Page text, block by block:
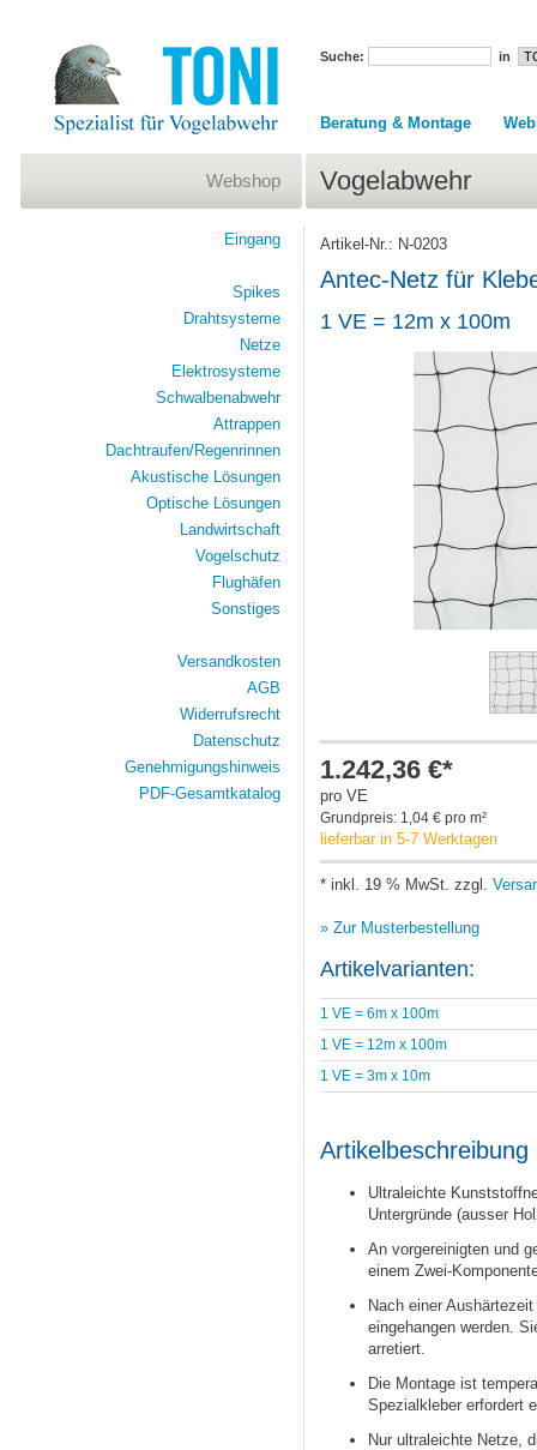
Suche: in
Beratung & Montage
Vogelabwehr
Artikel-Nr.: N-0203
Antec-Netz für
1 VE = 12m x 100m
1.242,36 €*
pro VE
Grundpreis: 1,04 € pro m²
lieferbar in 5-7 Werktagen
* inkl. 19 % MwSt. zzgl.
» Zur Musterbestellung
Artikelvarianten:
1 VE = 6m x 100m
1 VE = 12m x 100m
1 VE = 3m x 10m
Artikelbeschreibung
Ultraleichte
Untergründe (ausser
An vorgereinigten und
einem Zwei-
Nach einer
eingehangen werden.
arretiert.
Die Montage ist
Spezialkleber erfordert
Nur ultraleichte Netze,
Webshop
Eingang
Spikes
Drahtsysteme
Netze
Elektrosysteme
Schwalbenabwehr
Attrappen
Dachtraufen/Regenrinnen
Akustische Lösungen
Optische Lösungen
Landwirtschaft
Vogelschutz
Flughäfen
Sonstiges
Versandkosten
AGB
Widerrufsrecht
Datenschutz
Genehmigungshinweis
PDF-Gesamtkatalog